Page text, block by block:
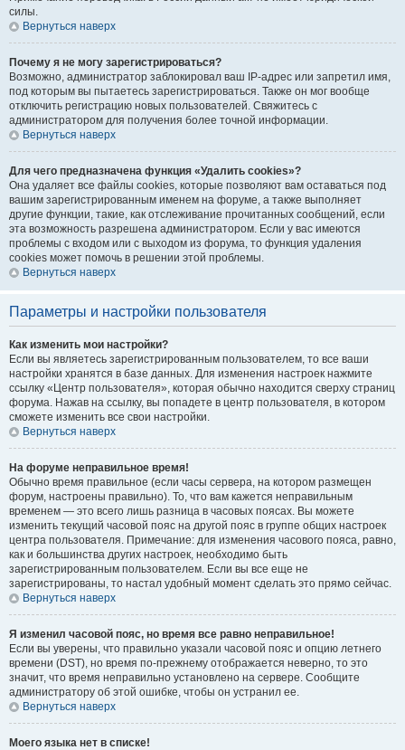
силы.
Вернуться наверх
Почему я не могу зарегистрироваться?
Возможно, администратор заблокировал ваш IP-адрес или запретил имя,
под которым вы пытаетесь зарегистрироваться. Также он мог вообще
отключить регистрацию новых пользователей. Свяжитесь с
администратором для получения более точной информации.
Вернуться наверх
Для чего предназначена функция «Удалить cookies»?
Она удаляет все файлы cookies, которые позволяют вам оставаться под
вашим зарегистрированным именем на форуме, а также выполняет
другие функции, такие, как отслеживание прочитанных сообщений, если
эта возможность разрешена администратором. Если у вас имеются
проблемы с входом или с выходом из форума, то функция удаления
cookies может помочь в решении этой проблемы.
Вернуться наверх
Параметры и настройки пользователя
Как изменить мои настройки?
Если вы являетесь зарегистрированным пользователем, то все ваши
настройки хранятся в базе данных. Для изменения настроек нажмите
ссылку «Центр пользователя», которая обычно находится сверху страниц
форума. Нажав на ссылку, вы попадете в центр пользователя, в котором
сможете изменить все свои настройки.
Вернуться наверх
На форуме неправильное время!
Обычно время правильное (если часы сервера, на котором размещен
форум, настроены правильно). То, что вам кажется неправильным
временем — это всего лишь разница в часовых поясах. Вы можете
изменить текущий часовой пояс на другой пояс в группе общих настроек
центра пользователя. Примечание: для изменения часового пояса, равно,
как и большинства других настроек, необходимо быть
зарегистрированным пользователем. Если вы все еще не
зарегистрированы, то настал удобный момент сделать это прямо сейчас.
Вернуться наверх
Я изменил часовой пояс, но время все равно неправильное!
Если вы уверены, что правильно указали часовой пояс и опцию летнего
времени (DST), но время по-прежнему отображается неверно, то это
значит, что время неправильно установлено на сервере. Сообщите
администратору об этой ошибке, чтобы он устранил ее.
Вернуться наверх
Моего языка нет в списке!